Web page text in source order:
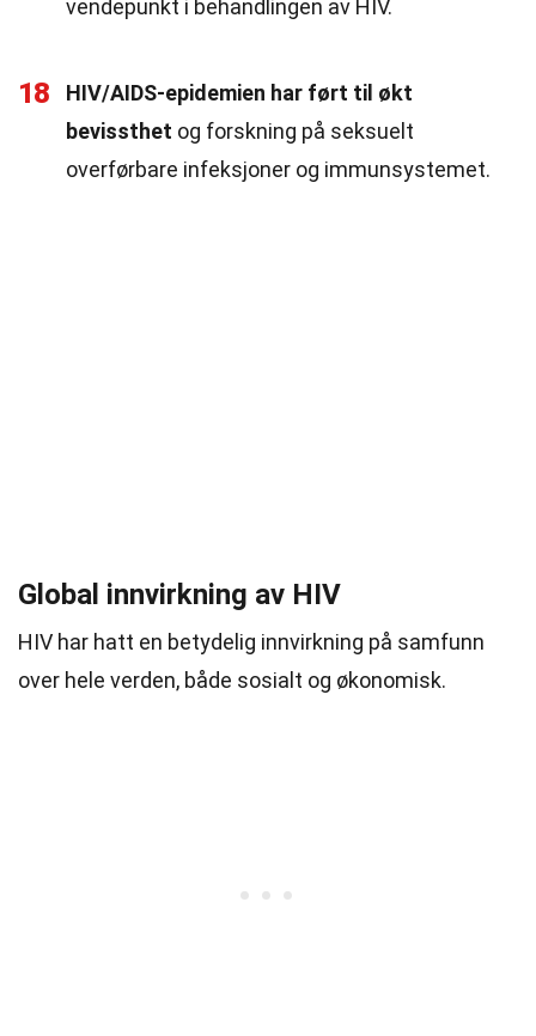
vendepunkt i behandlingen av HIV.
18
HIV/AIDS-epidemien har ført til økt
bevissthet og forskning på seksuelt
overførbare infeksjoner og immunsystemet.
Global innvirkning av HIV
HIV har hatt en betydelig innvirkning på samfunn
over hele verden, både sosialt og økonomisk.